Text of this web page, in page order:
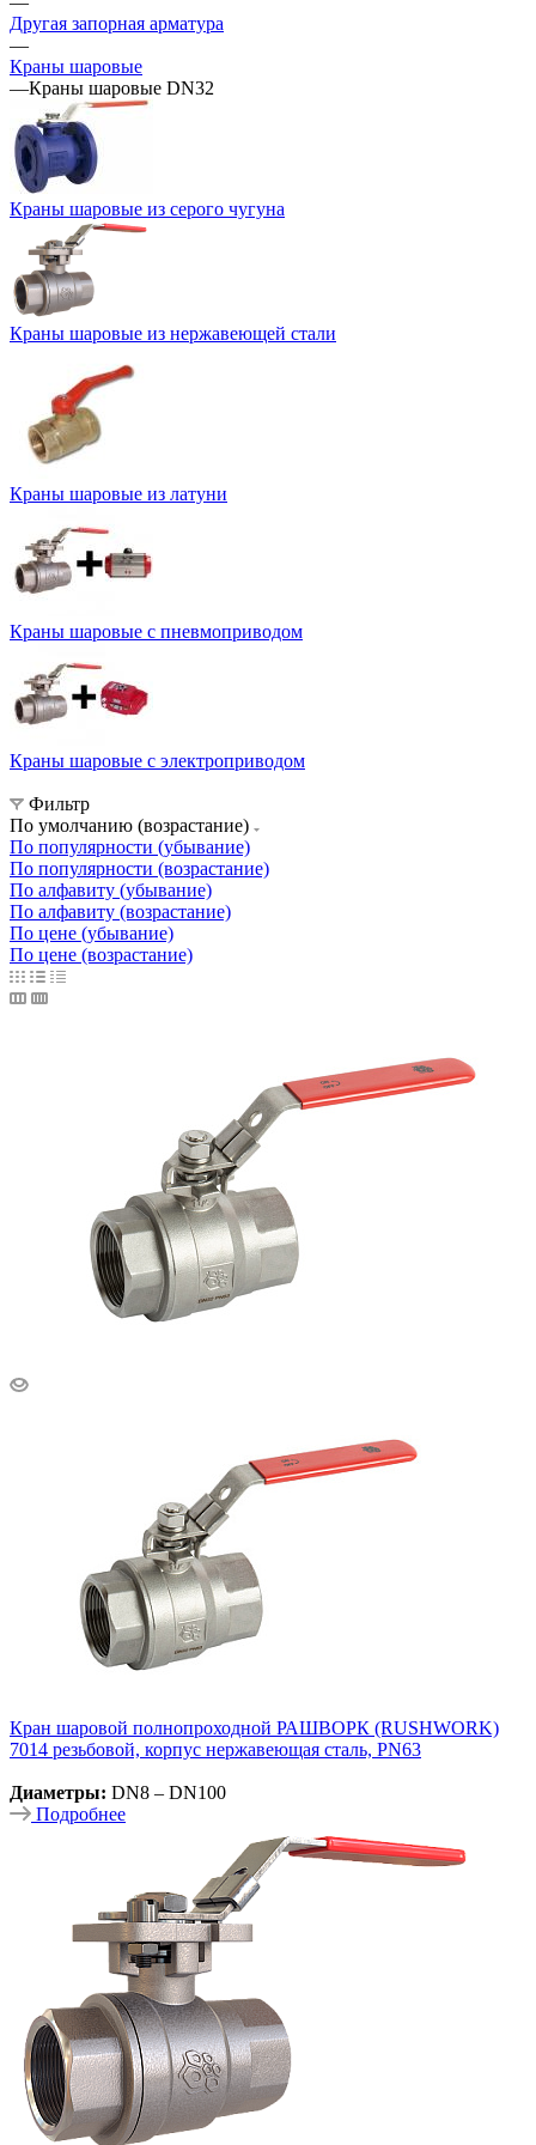
Другая запорная арматура
—
Краны шаровые
—Краны шаровые DN32
Краны шаровые из серого чугуна
Краны шаровые из нержавеющей стали
Краны шаровые из латуни
Краны шаровые с пневмоприводом
Краны шаровые с электроприводом
Фильтр
По умолчанию (возрастание)
По популярности (убывание)
По популярности (возрастание)
По алфавиту (убывание)
По алфавиту (возрастание)
По цене (убывание)
По цене (возрастание)
Кран шаровой полнопроходной РАШВОРК (RUSHWORK)
7014 резьбовой, корпус нержавеющая сталь, PN63
Диаметры: DN8 – DN100
Подробнее